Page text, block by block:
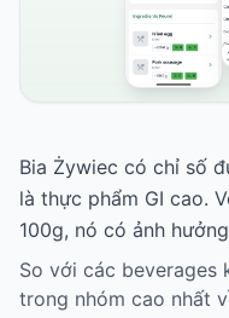
Bia Żywiec có chỉ số
là thực phẩm GI cao.
100g, nó có ảnh
So với các beverages
trong nhóm cao nhất